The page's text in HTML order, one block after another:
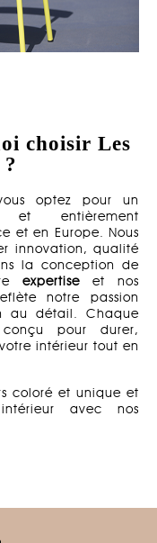
choisir Les
optez pour un
entièrement
et en Europe. Nous
innovation, qualité
la conception de
expertise et nos
notre passion
au détail. Chaque
pour durer,
intérieur tout en
coloré et unique et
avec nos